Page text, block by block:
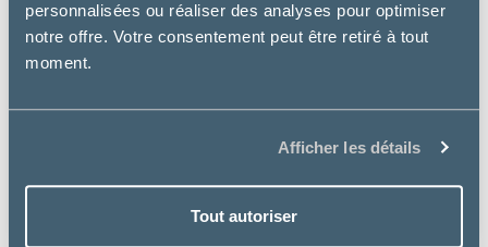
personnalisées ou réaliser des analyses pour optimiser
notre offre. Votre consentement peut être retiré à tout
moment.
Afficher les détails
Tout autoriser
LAIT MIXOL CHIEN CHAT
à partir de
13.49€